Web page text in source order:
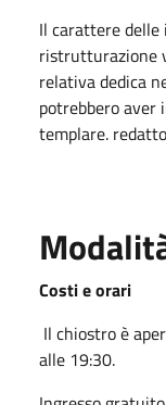
Il carattere delle
ristrutturazione
relativa dedica
potrebbero aver
templare.
Costi e orari
Il chiostro è
alle 19:30.